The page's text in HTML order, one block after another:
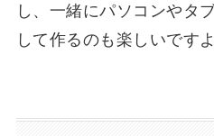
し、一緒にパソコンやタ
して作るのも楽しいですよ